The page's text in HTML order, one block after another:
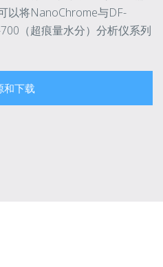
以将NanoChrome与DF-
（超痕量水分）分析仪系列
和下载